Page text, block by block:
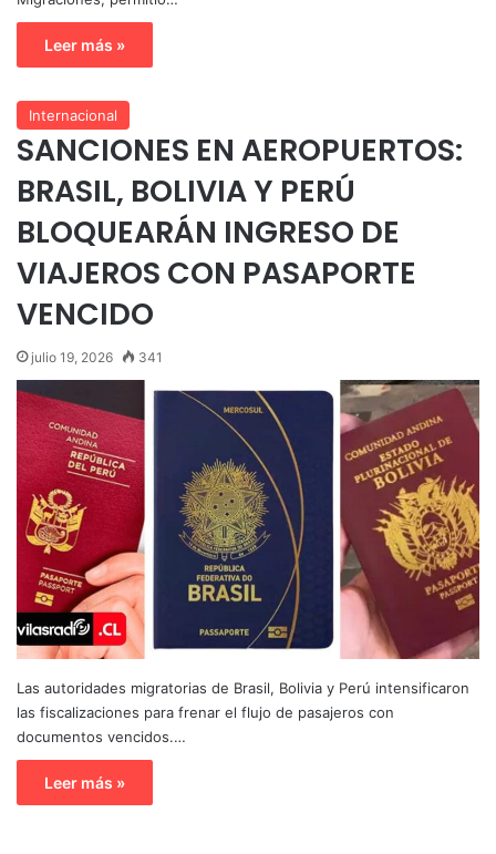
Leer más »
Internacional
SANCIONES EN AEROPUERTOS:
BRASIL, BOLIVIA Y PERÚ
BLOQUEARÁN INGRESO DE
VIAJEROS CON PASAPORTE
VENCIDO
julio 19, 2026 341
Las autoridades migratorias de Brasil, Bolivia y Perú intensificaron
las fiscalizaciones para frenar el flujo de pasajeros con
documentos vencidos.…
Leer más »